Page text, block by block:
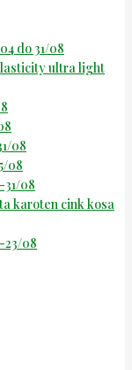
do 31/08
ultra light
08
08
31/08
karoten cink kosa
23/08